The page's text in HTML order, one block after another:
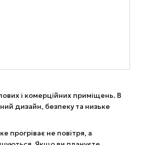
і комерційних приміщень. В
дизайн, безпеку та низьке
прогріває не повітря, а